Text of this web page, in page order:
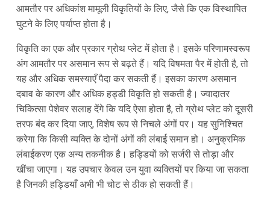
आमतौर पर अधिकांश मामूली विकृतियों के लिए, जैसे कि एक विस्थापित
घुटने के लिए पर्याप्त होता है।
विकृति का एक और प्रकार ग्रोथ प्लेट में होता है। इसके परिणामस्वरूप
अंग आमतौर पर असमान रूप से बढ़ते हैं। यदि विषमता पैर में होती है, तो
यह और अधिक समस्याएँ पैदा कर सकती हैं। इसका कारण असमान
दबाव के कारण और अधिक हड्डी विकृति हो सकती है। ज्यादातर
चिकित्सा पेशेवर सलाह देंगे कि यदि ऐसा होता है, तो ग्रोथ प्लेट को दूसरी
तरफ बंद कर दिया जाए, विशेष रूप से निचले अंगों पर। यह सुनिश्चित
करेगा कि किसी व्यक्ति के दोनों अंगों की लंबाई समान हो। अनुक्रमिक
लंबाईकरण एक अन्य तकनीक है। हड्डियों को सर्जरी से तोड़ा और
खींचा जाएगा। यह उपचार केवल उन युवा व्यक्तियों पर किया जा सकता
है जिनकी हड्डियाँ अभी भी चोट से ठीक हो सकती हैं।